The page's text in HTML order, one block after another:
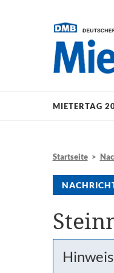
MIETERTAG
Startseite>
Hinweis